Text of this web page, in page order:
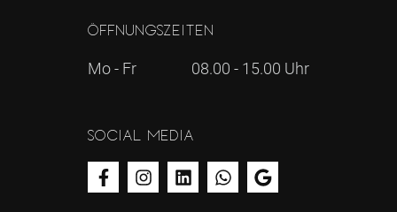
Öffnungszeiten
Mo - Fr 08.00 - 15.00 Uhr
Social Media